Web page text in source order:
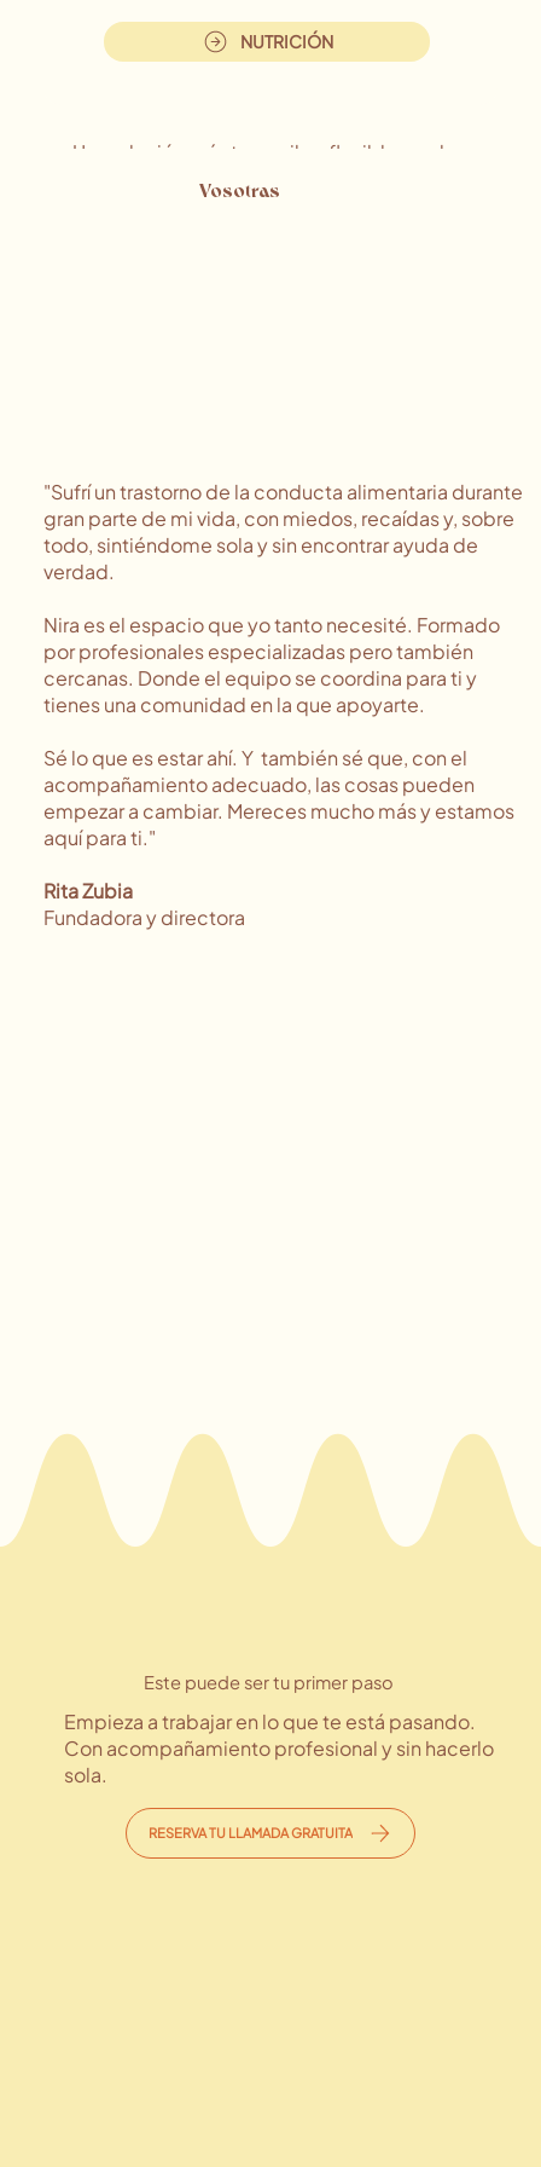
NUTRICIÓN
Una relación más tranquila y flexible con la
comida, sin dietas.
"Sufrí un trastorno de la conducta alimentaria durante
gran parte de mi vida, con miedos, recaídas y, sobre
todo, sintiéndome sola y sin encontrar ayuda de
verdad.
Nira es el espacio que yo tanto necesité. Formado
por profesionales especializadas pero también
cercanas. Donde el equipo se coordina para ti y
tienes una comunidad en la que apoyarte.
Sé lo que es estar ahí. Y también sé que, con el
acompañamiento adecuado, las cosas pueden
empezar a cambiar. Mereces mucho más y estamos
aquí para ti."
Rita Zubia
Fundadora y directora
Vosotras
Este puede ser tu primer paso
Empieza a trabajar en lo que te está pasando.
Con acompañamiento profesional y sin hacerlo
sola.
RESERVA TU LLAMADA GRATUITA